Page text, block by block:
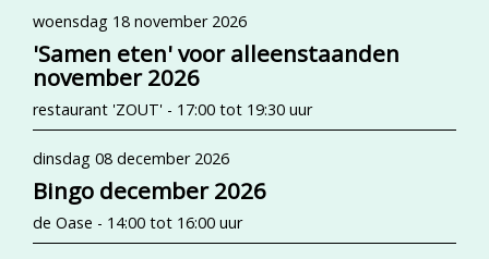
woensdag 18 november 2026
'Samen eten' voor alleenstaanden
november 2026
restaurant 'ZOUT' - 17:00 tot 19:30 uur
dinsdag 08 december 2026
Bingo december 2026
de Oase - 14:00 tot 16:00 uur